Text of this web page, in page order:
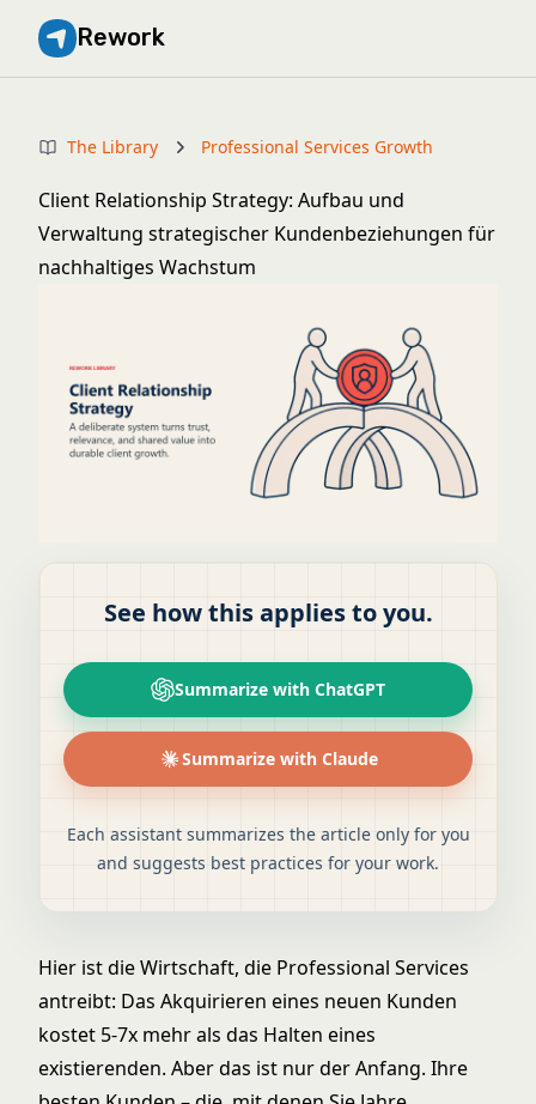
Rework
The Library Professional Services Growth
Client Relationship Strategy: Aufbau und
Verwaltung strategischer Kundenbeziehungen für
nachhaltiges Wachstum
See how this applies to you.
Summarize with ChatGPT
Summarize with Claude
Each assistant summarizes the article only for you
and suggests best practices for your work.
Hier ist die Wirtschaft, die Professional Services
antreibt: Das Akquirieren eines neuen Kunden
kostet 5-7x mehr als das Halten eines
existierenden. Aber das ist nur der Anfang. Ihre